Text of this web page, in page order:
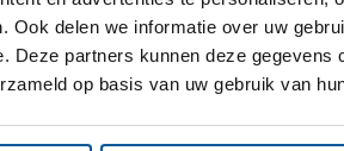
Ook delen we informatie over uw
Deze partners kunnen deze
op basis van uw gebruik van
op aanvraag
de bouwvak
20 juli